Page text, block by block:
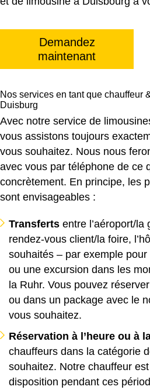
Demandez
maintenant
Nos services en tant que chauffeur
Duisburg
Avec notre service de
vous assistons toujours
vous souhaitez. Nous nous
avec vous par téléphone de ce
concrètement. En principe, les
sont envisageables :
Transferts entre l’aéroport/la
rendez-vous client/la foire,
souhaités – par exemple
ou une excursion dans les
la Ruhr. Vous pouvez
ou dans un package avec le
vous souhaitez.
Réservation à l’heure ou à
chauffeurs dans la catégorie
souhaitez. Notre chauffeur
disposition pendant ces